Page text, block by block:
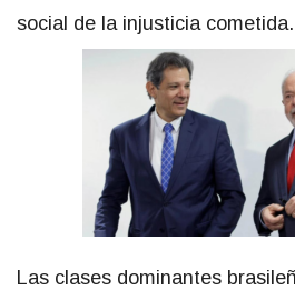
social de la injusticia cometida.
Las clases dominantes